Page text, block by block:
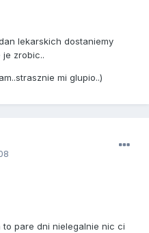
lekarskich dostaniemy
je zrobic..
mi glupio..)
pare dni nielegalnie nic ci